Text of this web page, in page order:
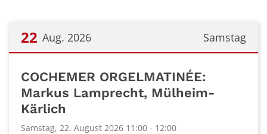
Samstag
22 Aug. 2026
COCHEMER ORGELMATINÉE:
Markus Lamprecht, Mülheim-
Kärlich
Samstag, 22. August 2026 11:00 - 12:00